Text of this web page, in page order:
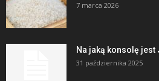
7 marca 2026
Na jaką konsolę jest
31 października 2025